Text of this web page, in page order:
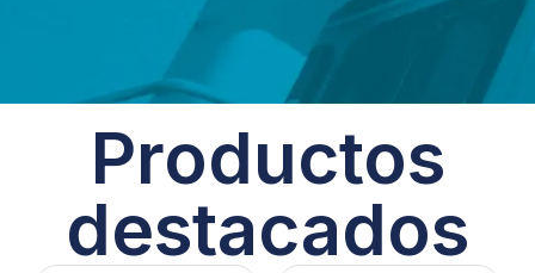
Productos
destacados